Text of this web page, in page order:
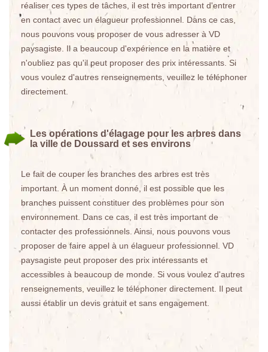
réaliser ces types de tâches, il est très important d'entrer
en contact avec un élagueur professionnel. Dans ce cas,
nous pouvons vous proposer de vous adresser à VD
paysagiste. Il a beaucoup d'expérience en la matière et
n'oubliez pas qu'il peut proposer des prix intéressants. Si
vous voulez d'autres renseignements, veuillez le téléphoner
directement.
Les opérations d'élagage pour les arbres dans
la ville de Doussard et ses environs
Le fait de couper les branches des arbres est très
important. À un moment donné, il est possible que les
branches puissent constituer des problèmes pour son
environnement. Dans ce cas, il est très important de
contacter des professionnels. Ainsi, nous pouvons vous
proposer de faire appel à un élagueur professionnel. VD
paysagiste peut proposer des prix intéressants et
accessibles à beaucoup de monde. Si vous voulez d'autres
renseignements, veuillez le téléphoner directement. Il peut
aussi établir un devis gratuit et sans engagement.